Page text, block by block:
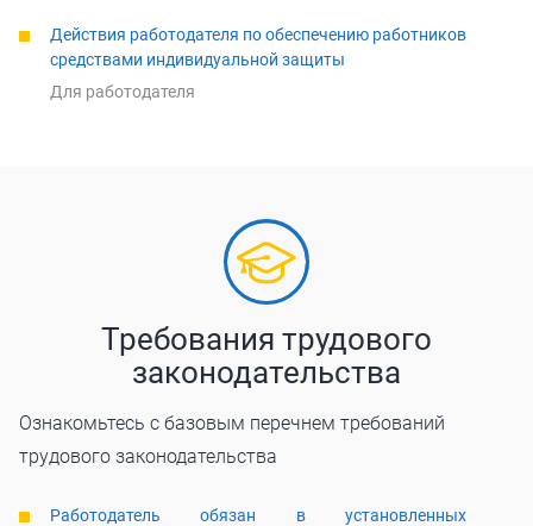
Действия работодателя по обеспечению работников
средствами индивидуальной защиты
Для работодателя
Требования трудового
законодательства
Ознакомьтесь с базовым перечнем требований
трудового законодательства
Работодатель обязан в установленных